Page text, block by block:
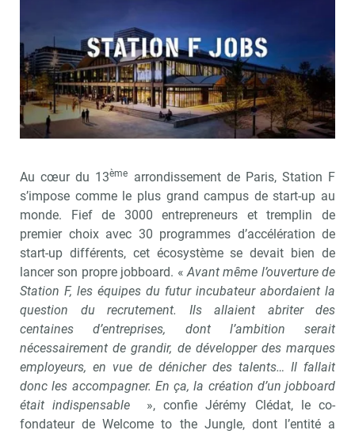
Au cœur du 13ème
arrondissement de Paris, Station F
s’impose comme le plus grand campus de start-up au
monde. Fief de 3000 entrepreneurs et tremplin de
premier choix avec 30 programmes d’accélération de
start-up différents, cet écosystème se devait bien de
lancer son propre jobboard. «Avant même l’ouverture de
Station F, les équipes du futur incubateur abordaient la
question du recrutement. Ils allaient abriter des
centaines d’entreprises, dont l’ambition serait
nécessairement de grandir, de développer des marques
employeurs, en vue de dénicher des talents… Il fallait
donc les accompagner. En ça, la création d’un jobboard
était indispensable
», confie Jérémy Clédat, le co-
fondateur de Welcome to the Jungle, dont l’entité a